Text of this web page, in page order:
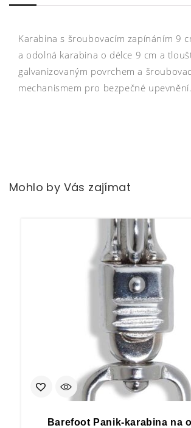
Karabina s šroubovacím zapínáním 9
a odolná karabina o délce 9 cm a
galvanizovaným povrchem a
mechanismem pro bezpečné upevnění.
Mohlo by Vás zajímat
Barefoot Panik-karabina na